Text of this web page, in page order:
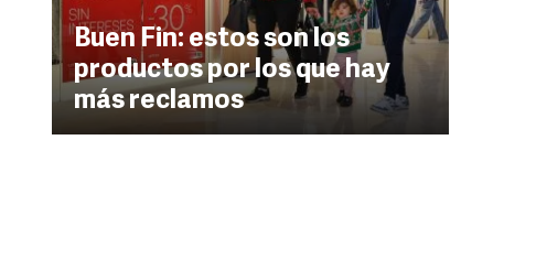
Buen Fin: estos son los
productos por los que hay
más reclamos